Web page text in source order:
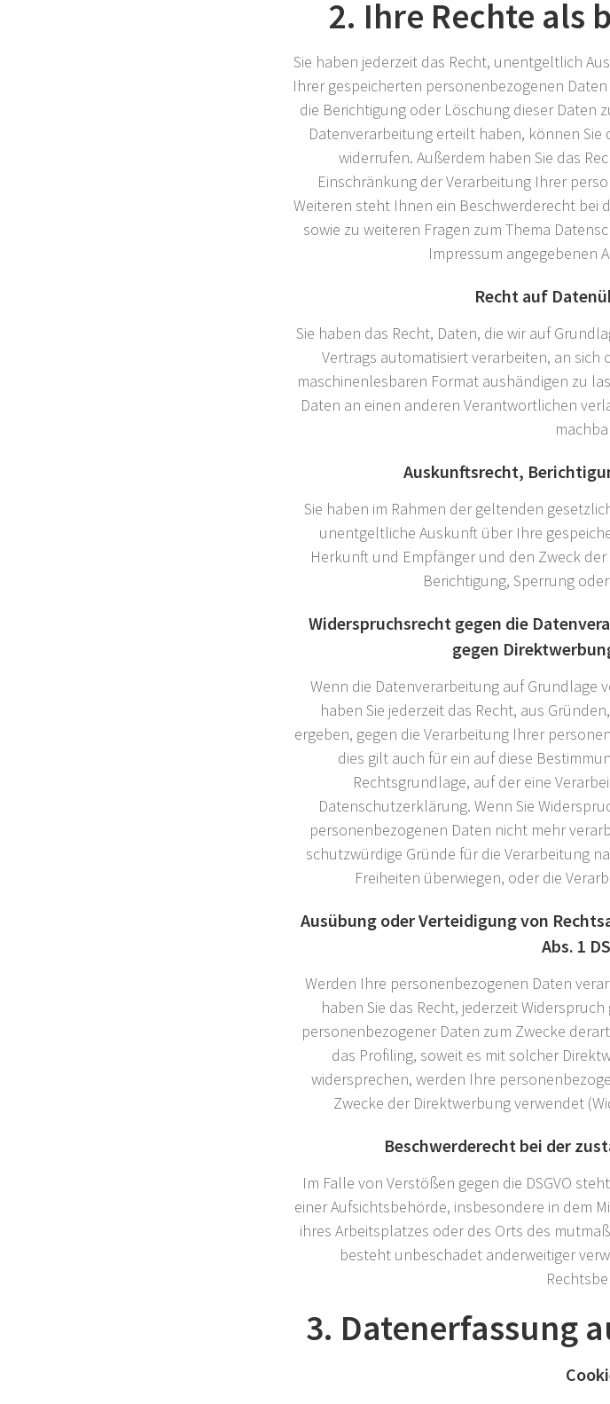
2. Ihre Rechte als
Sie haben jederzeit das Recht, unentgeltlich
Ihrer gespeicherten personenbezogenen
die Berichtigung oder Löschung dieser Daten
Datenverarbeitung erteilt haben, können
widerrufen. Außerdem haben Sie das
Einschränkung der Verarbeitung Ihrer
Weiteren steht Ihnen ein Beschwerderecht bei
sowie zu weiteren Fragen zum Thema
Impressum angegebenen
Recht auf
Sie haben das Recht, Daten, die wir auf
Vertrags automatisiert verarbeiten, an sich
maschinenlesbaren Format aushändigen zu
Daten an einen anderen Verantwortlichen
Auskunftsrecht,
Sie haben im Rahmen der geltenden
unentgeltliche Auskunft über Ihre
Herkunft und Empfänger und den Zweck
Berichtigung, Sperrung
Widerspruchsrecht gegen die
gegen
Wenn die Datenverarbeitung auf Grundlage
haben Sie jederzeit das Recht, aus
ergeben, gegen die Verarbeitung Ihrer
dies gilt auch für ein auf diese
Rechtsgrundlage, auf der eine
Datenschutzerklärung. Wenn Sie
personenbezogenen Daten nicht mehr
schutzwürdige Gründe für die Verarbeitung
Freiheiten überwiegen, oder die
Ausübung oder Verteidigung von
Abs. 1
Werden Ihre personenbezogenen Daten
haben Sie das Recht, jederzeit
personenbezogener Daten zum Zwecke
das Profiling, soweit es mit solcher
widersprechen, werden Ihre
Zwecke der Direktwerbung verwendet
Beschwerderecht bei der
Im Falle von Verstößen gegen die DSGVO
einer Aufsichtsbehörde, insbesondere in dem
ihres Arbeitsplatzes oder des Orts des
besteht unbeschadet anderweitiger
3. Datenerfassung